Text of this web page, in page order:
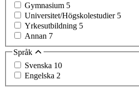
Gymnasium 5
Universitet/Högskolestudier 5
Yrkesutbildning 5
Annan 7
Språk
Svenska 10
Engelska 2